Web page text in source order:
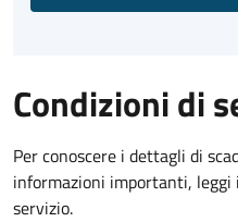
Condizioni di
Per conoscere i dettagli di
informazioni importanti,
servizio.